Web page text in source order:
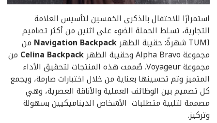
استمرارًا للاحتفال بالذكرى الخمسين لتأسيس العلامة
التجارية، تسلط الحملة الضوء على اثنين من أكثر تصاميم
TUMI شهرةً: حقيبة الظهر
Navigation Backpack من
مجموعة Alpha Bravo وحقيبة الظهر
Celina Backpack من
مجموعة Voyageur. صُممت هذه المنتجات لتحقيق الأداء
المتميز وتم تحسينها بعناية من خلال اختبارات صارمة، ويجمع
كل تصميم بين الوظائف العملية والأناقة العصرية، وهي
مصممة لتلبية متطلبات الأشخاص الديناميكيين بسهولة
وتركيز.